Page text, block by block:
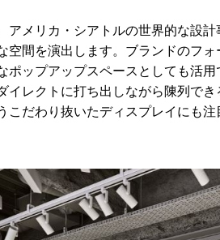
アメリカ・シアトルの世界的な設
空間を演出します。ブランドのフ
ポップアップスペースとしても活用
イレクトに打ち出しながら陳列で
こだわり抜いたディスプレイにも注